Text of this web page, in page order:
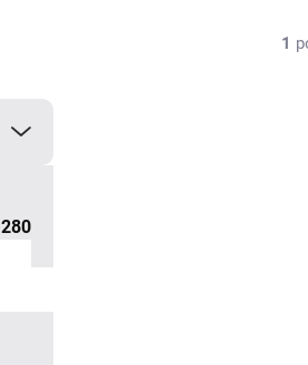
1
280